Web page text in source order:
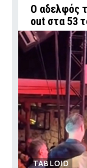
Ο αδελφός
out στα 53
TABLOID